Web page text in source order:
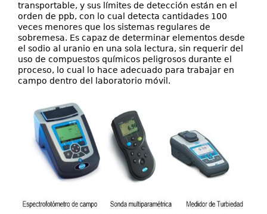
transportable, y sus límites de detección están en el
orden de ppb, con lo cual detecta cantidades 100
veces menores que los sistemas regulares de
sobremesa. Es capaz de determinar elementos desde
el sodio al uranio en una sola lectura, sin requerir del
uso de compuestos químicos peligrosos durante el
proceso, lo cual lo hace adecuado para trabajar en
campo dentro del laboratorio móvil.